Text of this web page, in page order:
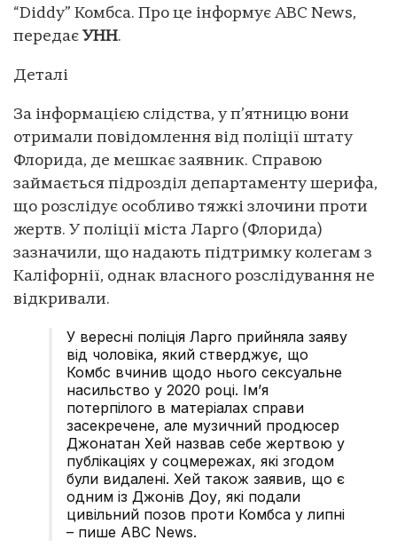
“Diddy” Комбса. Про це інформує ABC News,
передає УНН.
Деталі
За інформацією слідства, у п’ятницю вони
отримали повідомлення від поліції штату
Флорида, де мешкає заявник. Справою
займається підрозділ департаменту шерифа,
що розслідує особливо тяжкі злочини проти
жертв. У поліції міста Ларго (Флорида)
зазначили, що надають підтримку колегам з
Каліфорнії, однак власного розслідування не
відкривали.
У вересні поліція Ларго прийняла заяву
від чоловіка, який стверджує, що
Комбс вчинив щодо нього сексуальне
насильство у 2020 році. Ім’я
потерпілого в матеріалах справи
засекречене, але музичний продюсер
Джонатан Хей назвав себе жертвою у
публікаціях у соцмережах, які згодом
були видалені. Хей також заявив, що є
одним із Джонів Доу, які подали
цивільний позов проти Комбса у липні
– пише ABC News.